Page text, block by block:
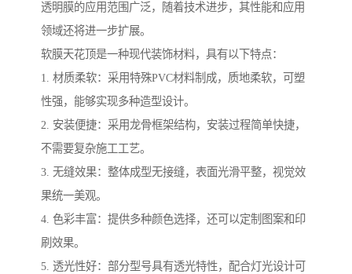
透明膜的应用范围广泛，随着技术进步，其性能和应用
领域还将进一步扩展。
软膜天花顶是一种现代装饰材料，具有以下特点：
1. 材质柔软：采用特殊PVC材料制成，质地柔软，可塑
性强，能够实现多种造型设计。
2. 安装便捷：采用龙骨框架结构，安装过程简单快捷，
不需要复杂施工工艺。
3. 无缝效果：整体成型无接缝，表面光滑平整，视觉效
果统一美观。
4. 色彩丰富：提供多种颜色选择，还可以定制图案和印
刷效果。
5. 透光性好：部分型号具有透光特性，配合灯光设计可